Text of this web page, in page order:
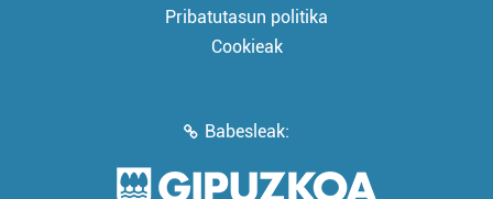
Pribatutasun politika
Cookieak
Babesleak: